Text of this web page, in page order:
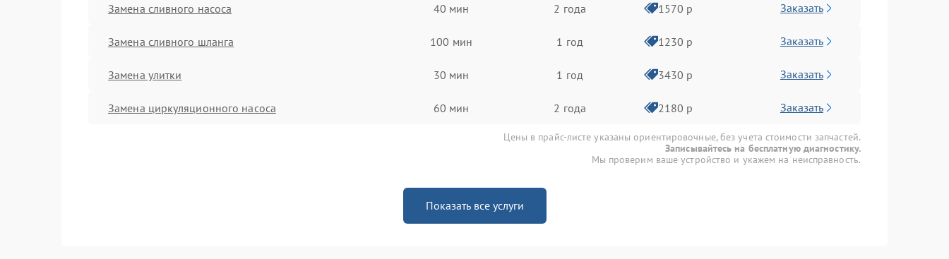
Замена сливного насоса 40 мин 2 года 1570 р Заказать
Замена сливного шланга 100 мин 1 год 1230 р Заказать
Замена улитки 30 мин 1 год 3430 р Заказать
Замена циркуляционного насоса 60 мин 2 года 2180 р Заказать
Цены в прайс-листе указаны ориентировочные, без учета стоимости запчастей.
Записывайтесь на бесплатную диагностику.
Мы проверим ваше устройство и укажем на неисправность.
Показать все услуги